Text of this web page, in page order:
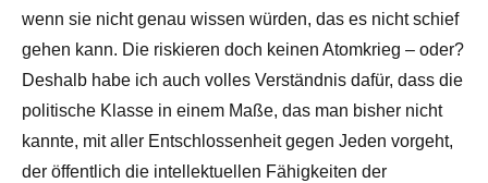
wenn sie nicht genau wissen würden, das es nicht schief
gehen kann. Die riskieren doch keinen Atomkrieg – oder?
Deshalb habe ich auch volles Verständnis dafür, dass die
politische Klasse in einem Maße, das man bisher nicht
kannte, mit aller Entschlossenheit gegen Jeden vorgeht,
der öffentlich die intellektuellen Fähigkeiten der